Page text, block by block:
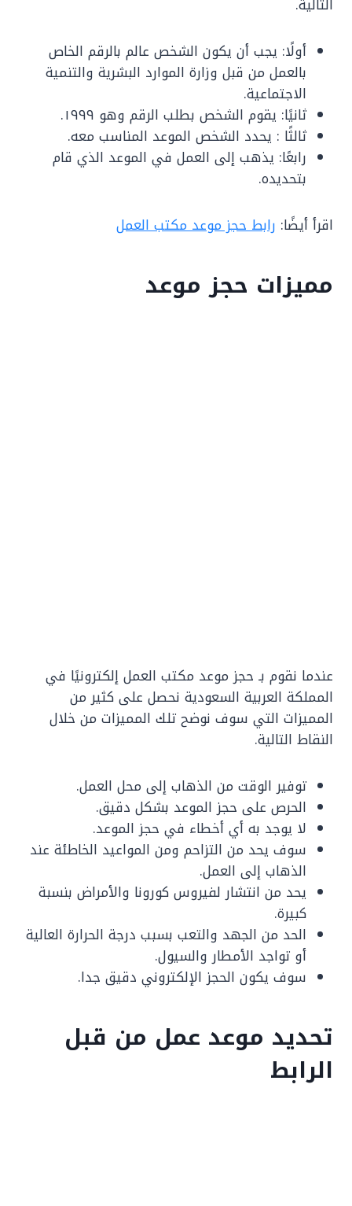
أولًا: يجب أن يكون الشخص عالم بالرقم الخاص
بالعمل من قبل وزارة الموارد البشرية والتنمية
الاجتماعية.
ثانيًا: يقوم الشخص بطلب الرقم وهو ١٩٩٩.
ثالثًا : يحدد الشخص الموعد المناسب معه.
رابعًا: يذهب إلى العمل في الموعد الذي قام
بتحديده.
اقرأ أيضًا: رابط حجز موعد مكتب العمل
مميزات حجز موعد
عندما نقوم بـ حجز موعد مكتب العمل إلكترونيًا في
المملكة العربية السعودية نحصل على كثير من
المميزات التي سوف نوضح تلك المميزات من خلال
النقاط التالية.
توفير الوقت من الذهاب إلى محل العمل.
الحرص على حجز الموعد بشكل دقيق.
لا يوجد به أي أخطاء في حجز الموعد.
سوف يحد من التزاحم ومن المواعيد الخاطئة عند
الذهاب إلى العمل.
يحد من انتشار لفيروس كورونا والأمراض بنسبة
كبيرة.
الحد من الجهد والتعب بسبب درجة الحرارة العالية
أو تواجد الأمطار والسيول.
سوف يكون الحجز الإلكتروني دقيق جدا.
تحديد موعد عمل من قبل
الرابط